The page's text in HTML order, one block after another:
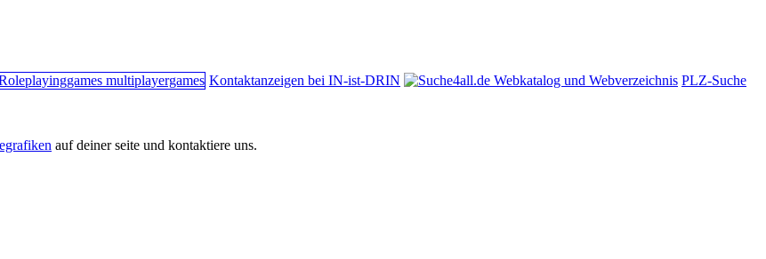
Kontaktanzeigen bei IN-ist-DRIN
PLZ-Suche
auf deiner seite und kontaktiere uns.